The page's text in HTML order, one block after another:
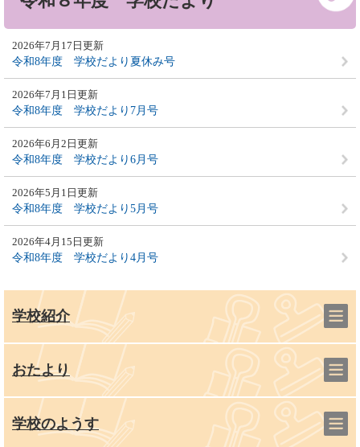
2026年7月17日更新
令和8年度 学校だより夏休み号
2026年7月1日更新
令和8年度 学校だより7月号
2026年6月2日更新
令和8年度 学校だより6月号
2026年5月1日更新
令和8年度 学校だより5月号
2026年4月15日更新
令和8年度 学校だより4月号
学校紹介
おたより
学校のようす